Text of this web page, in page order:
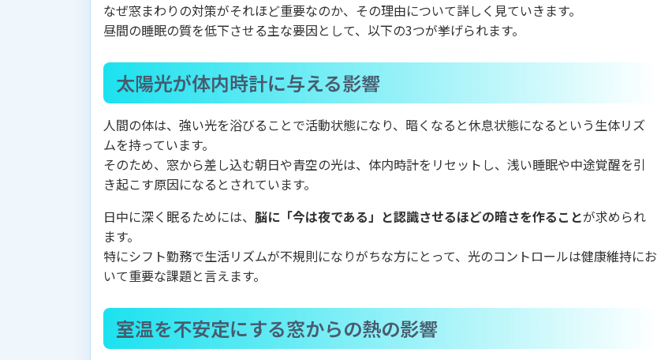
なぜ窓まわりの対策がそれほど重要なのか、その理由について詳しく見ていきます。
昼間の睡眠の質を低下させる主な要因として、以下の3つが挙げられます。
太陽光が体内時計に与える影響
人間の体は、強い光を浴びることで活動状態になり、暗くなると休息状態になるという生体リズ
ムを持っています。
そのため、窓から差し込む朝日や青空の光は、体内時計をリセットし、浅い睡眠や中途覚醒を引
き起こす原因になるとされています。
日中に深く眠るためには、 脳に「今は夜である」と認識させるほどの暗さを作ることが求められ
ます。
特にシフト勤務で生活リズムが不規則になりがちな方にとって、光のコントロールは健康維持にお
いて重要な課題と言えます。
室温を不安定にする窓からの熱の影響